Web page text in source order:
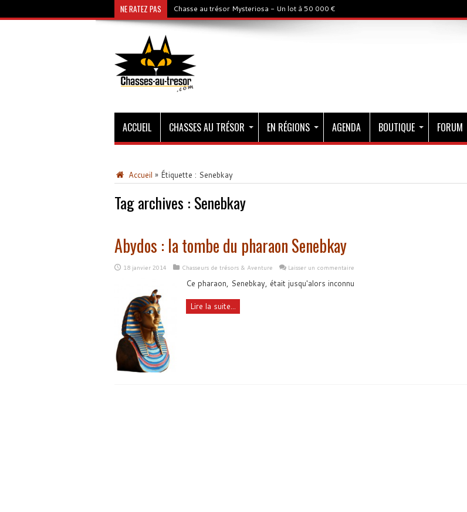
NE RATEZ PAS Chasse au trésor Mysteriosa - Un lot à 50 000 €
ACCUEIL CHASSES AU TRÉSOR EN RÉGIONS AGENDA BOUTIQUE FORUM
Accueil » Étiquette : Senebkay
Tag archives : Senebkay
Abydos : la tombe du pharaon Senebkay
18 janvier 2014 Chasseurs de trésors & Aventure Laisser un commentaire
Ce pharaon, Senebkay, était jusqu'alors inconnu
Lire la suite...